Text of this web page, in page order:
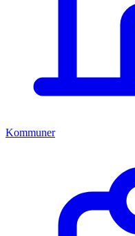
Kommuner